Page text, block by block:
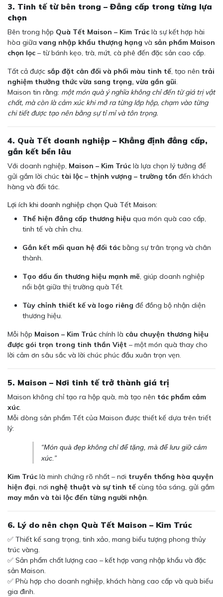
3. Tinh tế từ bên trong – Đẳng cấp trong từng lựa
chọn
Bên trong hộp Quà Tết Maison – Kim Trúc là sự kết hợp hài
hòa giữa vang nhập khẩu thượng hạng và sản phẩm Maison
chọn lọc – từ bánh kẹo, trà, mứt, cà phê đến đặc sản cao cấp.
Tất cả được sắp đặt cân đối và phối màu tinh tế, tạo nên trải
nghiệm thưởng thức vừa sang trọng, vừa gần gũi.
Maison tin rằng: một món quà ý nghĩa không chỉ đến từ giá trị vật
chất, mà còn là cảm xúc khi mở ra từng lớp hộp, chạm vào từng
chi tiết được tạo nên bằng sự tỉ mỉ và tôn trọng.
4. Quà Tết doanh nghiệp – Khẳng định đẳng cấp,
gắn kết bền lâu
Với doanh nghiệp, Maison – Kim Trúc là lựa chọn lý tưởng để
gửi gắm lời chúc tài lộc – thịnh vượng – trường tồn đến khách
hàng và đối tác.
Lợi ích khi doanh nghiệp chọn Quà Tết Maison:
Thể hiện đẳng cấp thương hiệu qua món quà cao cấp,
tinh tế và chỉn chu.
Gắn kết mối quan hệ đối tác bằng sự trân trọng và chân
thành.
Tạo dấu ấn thương hiệu mạnh mẽ, giúp doanh nghiệp
nổi bật giữa thị trường quà Tết.
Tùy chỉnh thiết kế và logo riêng để đồng bộ nhận diện
thương hiệu.
Mỗi hộp Maison – Kim Trúc chính là câu chuyện thương hiệu
được gói trọn trong tinh thần Việt – một món quà thay cho
lời cảm ơn sâu sắc và lời chúc phúc đầu xuân trọn vẹn.
5. Maison – Nơi tinh tế trở thành giá trị
Maison không chỉ tạo ra hộp quà, mà tạo nên tác phẩm cảm
xúc.
Mỗi dòng sản phẩm Tết của Maison được thiết kế dựa trên triết
lý:
“Món quà đẹp không chỉ để tặng, mà để lưu giữ cảm
xúc.”
Kim Trúc là minh chứng rõ nhất – nơi truyền thống hòa quyện
hiện đại, nơi nghệ thuật và sự tinh tế cùng tỏa sáng, gửi gắm
may mắn và tài lộc đến từng người nhận.
6. Lý do nên chọn Quà Tết Maison – Kim Trúc
✅ Thiết kế sang trọng, tinh xảo, mang biểu tượng phong thủy
trúc vàng.
✅ Sản phẩm chất lượng cao – kết hợp vang nhập khẩu và đặc
sản Maison.
✅ Phù hợp cho doanh nghiệp, khách hàng cao cấp và quà biếu
gia đình.